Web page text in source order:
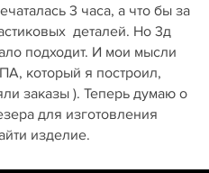
3 часа, а что бы за
деталей. Но 3д
подходит. И мои мысли
который я построил,
заказы ). Теперь думаю о
для изготовления
изделие.